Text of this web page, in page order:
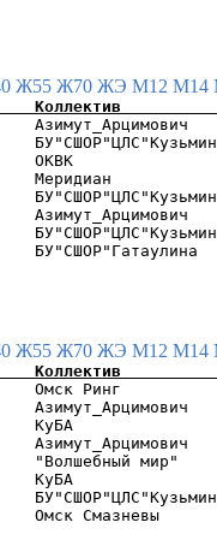
Ж55 Ж70 ЖЭ М12 М14
ОКВК
Меридиан
Ж55 Ж70 ЖЭ М12 М14
Омск Ринг
КуБА
"Волшебный
КуБА